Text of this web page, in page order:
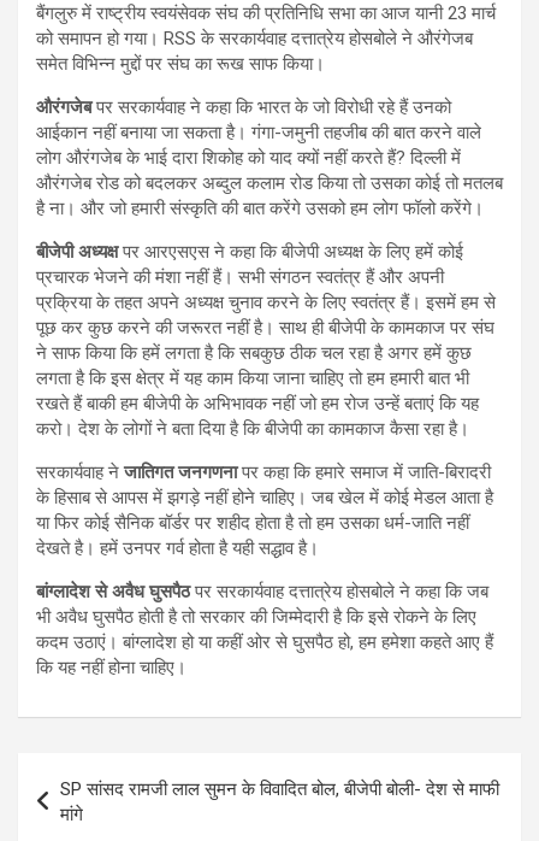
बैंगलुरु में राष्ट्रीय स्वयंसेवक संघ की प्रतिनिधि सभा का आज यानी 23 मार्च
को समापन हो गया। RSS के सरकार्यवाह दत्तात्रेय होसबोले ने औरंगेजब
समेत विभिन्न मुद्दों पर संघ का रूख साफ किया।
औरंगजेबपर सरकार्यवाह ने कहा कि भारत के जो विरोधी रहे हैं उनको
आईकान नहीं बनाया जा सकता है। गंगा-जमुनी तहजीब की बात करने वाले
लोग औरंगजेब के भाई दारा शिकोह को याद क्यों नहीं करते हैं? दिल्ली में
औरंगजेब रोड को बदलकर अब्दुल कलाम रोड किया तो उसका कोई तो मतलब
है ना। और जो हमारी संस्कृति की बात करेंगे उसको हम लोग फॉलो करेंगे।
बीजेपी अध्यक्षपर आरएसएस ने कहा कि बीजेपी अध्यक्ष के लिए हमें कोई
प्रचारक भेजने की मंशा नहीं हैं। सभी संगठन स्वतंत्र हैं और अपनी
प्रक्रिया के तहत अपने अध्यक्ष चुनाव करने के लिए स्वतंत्र हैं। इसमें हम से
पूछ कर कुछ करने की जरूरत नहीं है। साथ ही बीजेपी के कामकाज पर संघ
ने साफ किया कि हमें लगता है कि सबकुछ ठीक चल रहा है अगर हमें कुछ
लगता है कि इस क्षेत्र में यह काम किया जाना चाहिए तो हम हमारी बात भी
रखते हैं बाकी हम बीजेपी के अभिभावक नहीं जो हम रोज उन्हें बताएं कि यह
करो। देश के लोगों ने बता दिया है कि बीजेपी का कामकाज कैसा रहा है।
सरकार्यवाह नेजातिगत जनगणनापर कहा कि हमारे समाज में जाति-बिरादरी
के हिसाब से आपस में झगड़े नहीं होने चाहिए। जब खेल में कोई मेडल आता है
या फिर कोई सैनिक बॉर्डर पर शहीद होता है तो हम उसका धर्म-जाति नहीं
देखते है। हमें उनपर गर्व होता है यही सद्धाव है।
बांग्लादेश से अवैध घुसपैठपर सरकार्यवाह दत्तात्रेय होसबोले ने कहा कि जब
भी अवैध घुसपैठ होती है तो सरकार की जिम्मेदारी है कि इसे रोकने के लिए
कदम उठाएं। बांग्लादेश हो या कहीं ओर से घुसपैठ हो, हम हमेशा कहते आए हैं
कि यह नहीं होना चाहिए।
navigation
SP सांसद रामजी लाल सुमन के विवादित बोल, बीजेपी बोली- देश से माफी
मांगे